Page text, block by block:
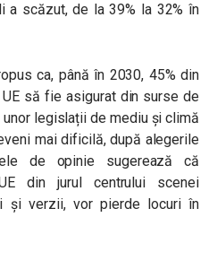
scăzut, de la 39% la 32% în
ca, până în 2030, 45% din
să fie asigurat din surse de
unor legislații de mediu și climă
mai dificilă, după alegerile
de opinie sugerează că
din jurul centrului scenei
și verzii, vor pierde locuri în